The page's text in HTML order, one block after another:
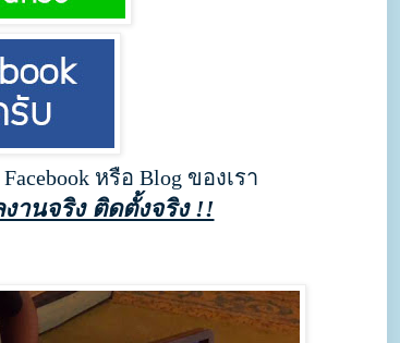
หรือ Blog ของเรา
านจริง ติดตั้งจริง !!